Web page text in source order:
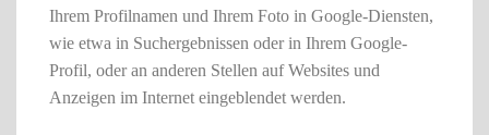
Ihrem Profilnamen und Ihrem Foto in Google-Diensten,
wie etwa in Suchergebnissen oder in Ihrem Google-
Profil, oder an anderen Stellen auf Websites und
Anzeigen im Internet eingeblendet werden.